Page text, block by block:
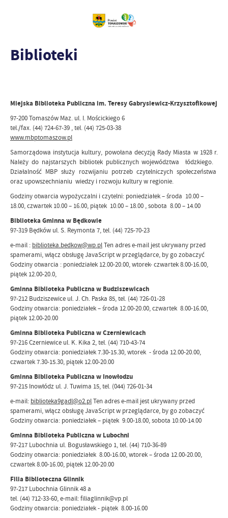
Biblioteki
Miejska Biblioteka Publiczna im. Teresy Gabrysiewicz-Krzysztofikowej
97-200 Tomaszów Maz. ul. I. Mościckiego 6
tel./fax. (44) 724-67-39 , tel. (44) 725-03-38
www.mbptomaszow.pl
Samorządowa instytucja kultury, powołana decyzją Rady Miasta w 1928 r.
Należy do najstarszych bibliotek publicznych województwa łódzkiego.
Działalność MBP służy rozwijaniu potrzeb czytelniczych społeczeństwa
oraz upowszechnianiu wiedzy i rozwoju kultury w regionie.
Godziny otwarcia wypożyczalni i czytelni: poniedziałek – środa 10.00 –
18.00, czwartek 10.00 – 16.00, piątek 10.00 – 18.00 , sobota 8.00 – 14.00
Biblioteka Gminna w Będkowie
97-319 Będków ul. S. Reymonta 7, tel. (44) 725-70-23
e-mail : biblioteka.bedkow@wp.plTen adres e-mail jest ukrywany przed
spamerami, włącz obsługę JavaScript w przeglądarce, by go zobaczyć
Godziny otwarcia : poniedziałek 12.00-20.00, wtorek- czwartek 8.00-16.00,
piątek 12.00-20.0,
Gminna Biblioteka Publiczna w Budziszewicach
97-212 Budziszewice ul. J. Ch. Paska 85, tel. (44) 726-01-28
Godziny otwarcia: poniedziałek – środa 12.00-20.00, czwartek 8.00-16.00,
piątek 12.00-20.00
Gminna Biblioteka Publiczna w Czerniewicach
97-216 Czerniewice ul. K. Kika 2, tel. (44) 710-43-74
Godziny otwarcia: poniedziałek 7.30-15.30, wtorek - środa 12.00-20.00,
czwartek 7.30-15.30, piątek 12.00-20.00
Gminna Biblioteka Publiczna w Inowłodzu
97-215 Inowłódz ul. J. Tuwima 15, tel. (044) 726-01-34
e-mail: biblioteka9gadl@o2.plTen adres e-mail jest ukrywany przed
spamerami, włącz obsługę JavaScript w przeglądarce, by go zobaczyć
Godziny otwarcia: poniedziałek – piątek 9.00-18.00, sobota 10.00-14.00
Gminna Biblioteka Publiczna w Lubochni
97-217 Lubochnia ul. Bogusławskiego 1, tel. (44) 710-36-89
Godziny otwarcia: poniedziałek 8.00-16.00, wtorek – środa 12.00-20.00,
czwartek 8.00-16.00, piątek 12.00-20.00
Filia Biblioteczna Glinnik
97-217 Lubochnia Glinnik 48 a
tel. (44) 712-33-60, e-mail: filiaglinnik@vp.pl
Godziny otwarcia: poniedziałek - piątek 8.00-16.00